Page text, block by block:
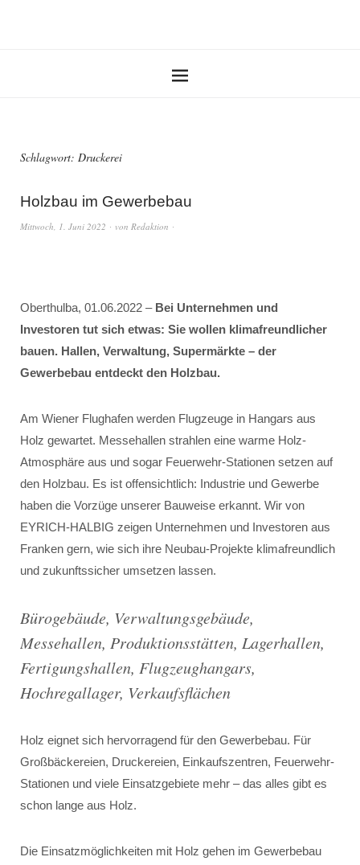
Schlagwort: Druckerei
Holzbau im Gewerbebau
Mittwoch, 1. Juni 2022 von Redaktion
Oberthulba, 01.06.2022 – Bei Unternehmen und
Investoren tut sich etwas: Sie wollen klimafreundlicher
bauen. Hallen, Verwaltung, Supermärkte – der
Gewerbebau entdeckt den Holzbau.
Am Wiener Flughafen werden Flugzeuge in Hangars aus
Holz gewartet. Messehallen strahlen eine warme Holz-
Atmosphäre aus und sogar Feuerwehr-Stationen setzen auf
den Holzbau. Es ist offensichtlich: Industrie und Gewerbe
haben die Vorzüge unserer Bauweise erkannt. Wir von
EYRICH-HALBIG zeigen Unternehmen und Investoren aus
Franken gern, wie sich ihre Neubau-Projekte klimafreundlich
und zukunftssicher umsetzen lassen.
Bürogebäude, Verwaltungsgebäude,
Messehallen, Produktionsstätten, Lagerhallen,
Fertigungshallen, Flugzeughangars,
Hochregallager, Verkaufsflächen
Holz eignet sich hervorragend für den Gewerbebau. Für
Großbäckereien, Druckereien, Einkaufszentren, Feuerwehr-
Stationen und viele Einsatzgebiete mehr – das alles gibt es
schon lange aus Holz.
Die Einsatzmöglichkeiten mit Holz gehen im Gewerbebau